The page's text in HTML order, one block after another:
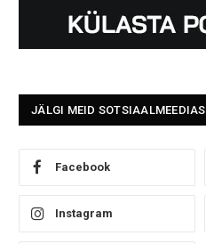
JÄLGI MEID SOTSIAALMEEDIAS
Facebook
Instagram